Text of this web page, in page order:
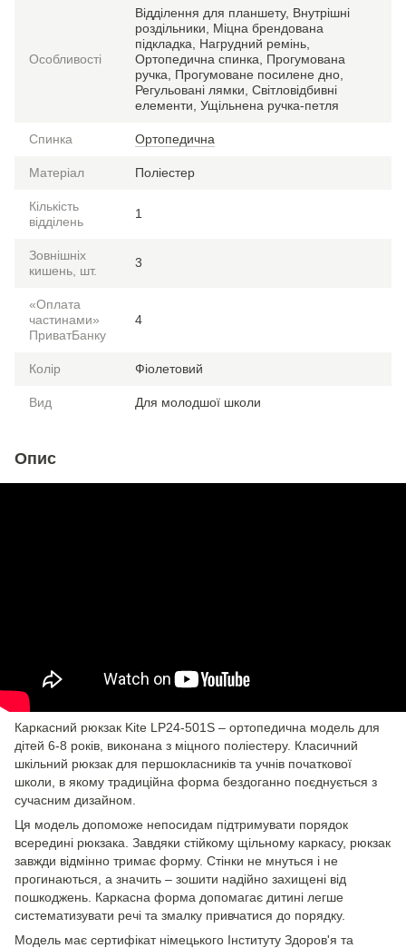
Особливості
Відділення для планшету, Внутрішні
роздільники, Міцна брендована
підкладка, Нагрудний ремінь,
Ортопедична спинка, Прогумована
ручка, Прогумоване посилене дно,
Регульовані лямки, Світловідбивні
елементи, Ущільнена ручка-петля
Спинка Ортопедична
Матеріал Поліестер
Кількість
відділень
1
Зовнішніх
кишень, шт.
3
«Оплата
частинами»
ПриватБанку
4
Колір Фіолетовий
Вид Для молодшої школи
Опис
Каркасний рюкзак Kite LP24-501S – ортопедична модель для
дітей 6-8 років, виконана з міцного поліестеру. Класичний
шкільний рюкзак для першокласників та учнів початкової
школи, в якому традиційна форма бездоганно поєднується з
сучасним дизайном.
Ця модель допоможе непосидам підтримувати порядок
всередині рюкзака. Завдяки стійкому щільному каркасу, рюкзак
завжди відмінно тримає форму. Стінки не мнуться і не
прогинаються, а значить – зошити надійно захищені від
пошкоджень. Каркасна форма допомагає дитині легше
систематизувати речі та змалку привчатися до порядку.
Модель має сертифікат німецького Інституту Здоров'я та